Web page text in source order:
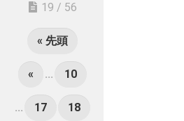
19 / 56
« 先頭
« ... 10
... 17 18